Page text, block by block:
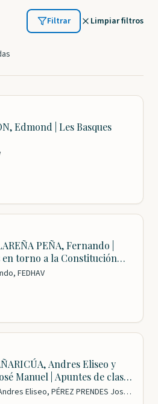
Filtrar Limpiar filtros
Edmond | Les Basques
PEÑA, Fernando |
torno a la Constitución
a la Reintegración Foral
FEDHAV
Andres Eliseo y
Manuel | Apuntes de clase
FEDHAV, DE MAÑARICÚA Andres Eliseo, PÉREZ PRENDES José Manuel